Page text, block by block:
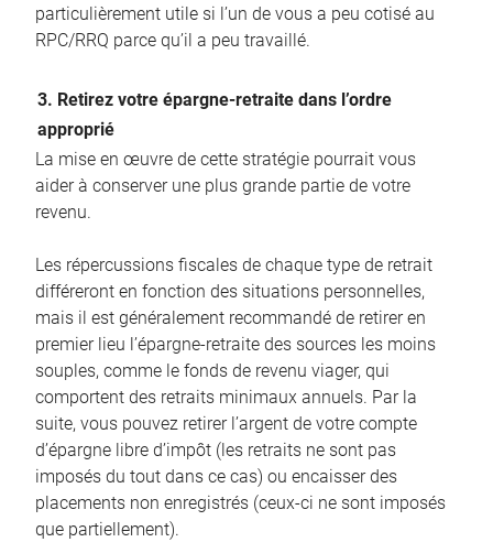
particulièrement utile si l’un de vous a peu cotisé au
RPC/RRQ parce qu’il a peu travaillé.
3. Retirez votre épargne-retraite dans l’ordre
approprié
La mise en œuvre de cette stratégie pourrait vous
aider à conserver une plus grande partie de votre
revenu.
Les répercussions fiscales de chaque type de retrait
différeront en fonction des situations personnelles,
mais il est généralement recommandé de retirer en
premier lieu l’épargne-retraite des sources les moins
souples, comme le fonds de revenu viager, qui
comportent des retraits minimaux annuels. Par la
suite, vous pouvez retirer l’argent de votre compte
d’épargne libre d’impôt (les retraits ne sont pas
imposés du tout dans ce cas) ou encaisser des
placements non enregistrés (ceux-ci ne sont imposés
que partiellement).